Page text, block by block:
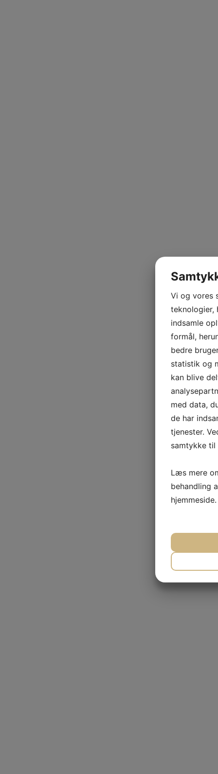
Vi og vores
teknologier,
indsamle
formål,
bedre
statistik og
kan blive
med data,
de har
tjenester.
samtykke til
Læs mere
behandling
hjemmeside.